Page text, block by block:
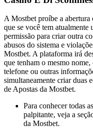
A Mostbet proíbe a
que se você tem atualmente
permissão para criar outra
abusos do sistema e
Mostbet. A plataforma irá
que tenham o mesmo
telefone ou outras
simultaneamente criar duas
de Apostas da Mostbet.
Para conhecer todas
palpitante, veja a
da Mostbet.